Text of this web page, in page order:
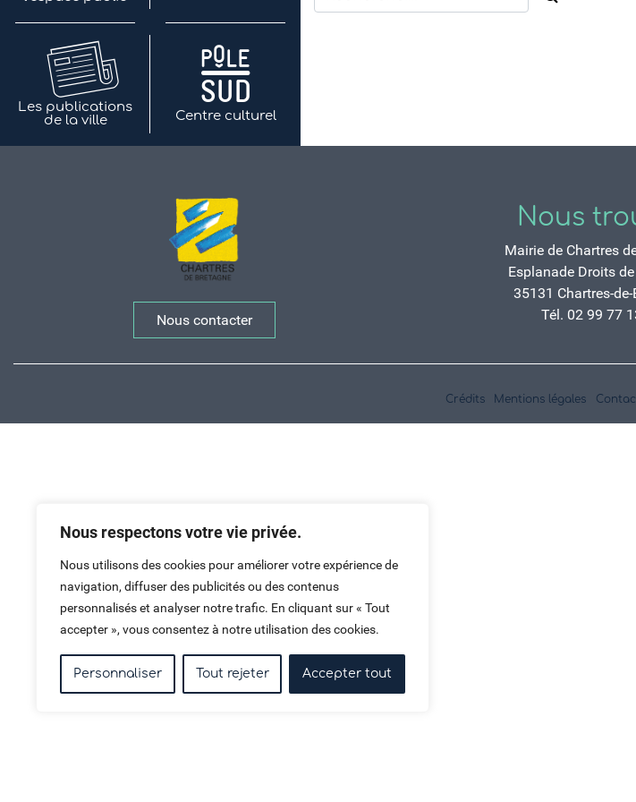
Nous respectons votre vie privée.
Nous utilisons des cookies pour améliorer votre expérience de
navigation, diffuser des publicités ou des contenus
personnalisés et analyser notre trafic. En cliquant sur « Tout
accepter », vous consentez à notre utilisation des cookies.
Personnaliser Tout rejeter Accepter tout
Les publications
de la ville
Centre culturel
Nous contacter
Nous
Mairie de Chartres
Esplanade Droits de
35131 Chartres-
Tél. 02 99 77
Crédits Mentions légales